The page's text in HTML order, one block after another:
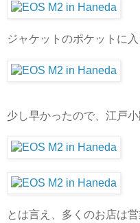
ジャケットのポケットに
少し早かったので、江戸
とは言え、多くのお店は